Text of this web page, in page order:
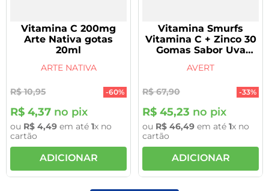
Vitamina C 200mg
Arte Nativa gotas
20ml
ARTE NATIVA
R$ 10,95 -60%
R$ 4,37 no pix
ou R$ 4,49 em até 1x no
cartão
ADICIONAR
Vitamina Smurfs
Vitamina C + Zinco 30
Gomas Sabor Uva
AVERT
R$ 67,90 -33%
R$ 45,23 no pix
ou R$ 46,49 em até 1x no
cartão
ADICIONAR